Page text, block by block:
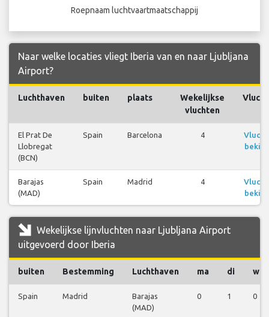
Roepnaam luchtvaartmaatschappij
Naar welke locaties vliegt Iberia van en naar Ljubljana
Airport?
Luchthaven buiten plaats
Wekelijkse
vluchten
El Prat De
Llobregat
(BCN)
Spain Barcelona 4
Barajas
(MAD)
Spain Madrid 4
Wekelijkse lijnvluchten naar Ljubljana Airport
uitgevoerd door Iberia
buiten Bestemming Luchthaven ma di wo
Spain Madrid
Barajas
(MAD)
0 1 0